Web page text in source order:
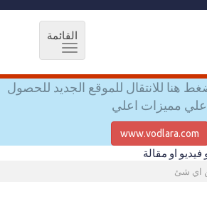
القائمة
Toggle
هنا للانتقال للموقع الجديد للحصول
علي مميزات اعلي
www.vodlara.com
او مقالة